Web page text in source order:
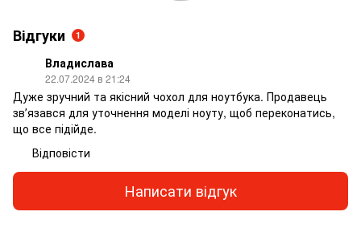
Відгуки 1
Владислава
22.07.2024 в 21:24
Дуже зручний та якісний чохол для ноутбука. Продавець
звʼязався для уточнення моделі ноуту, щоб переконатись,
що все підійде.
Відповісти
Написати відгук